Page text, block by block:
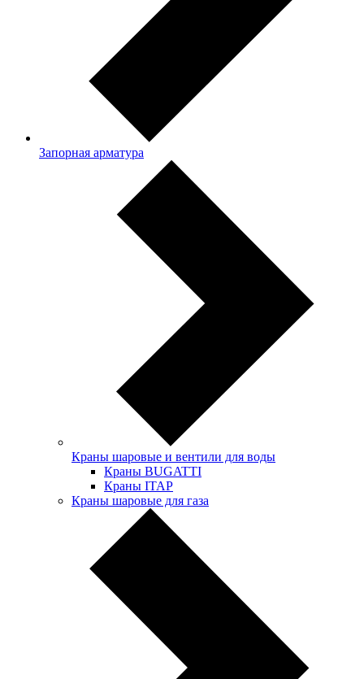
Запорная арматура
Краны шаровые и вентили для воды
Краны BUGATTI
Краны ITAP
Краны шаровые для газа